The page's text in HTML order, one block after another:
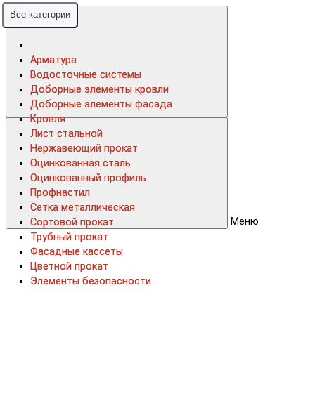
Меню
Все категории
Арматура
Водосточные системы
Доборные элементы кровли
Доборные элементы фасада
Кровля
Лист стальной
Нержавеющий прокат
Оцинкованная сталь
Оцинкованный профиль
Профнастил
Сетка металлическая
Сортовой прокат
Трубный прокат
Фасадные кассеты
Цветной прокат
Элементы безопасности
Все категории
Арматура
Водосточные системы
Доборные элементы кровли
Доборные элементы фасада
Кровля
Лист стальной
Нержавеющий прокат
Оцинкованная сталь
Оцинкованный профиль
Профнастил
Сетка металлическая
Сортовой прокат
Трубный прокат
Фасадные кассеты
Цветной прокат
Элементы безопасности